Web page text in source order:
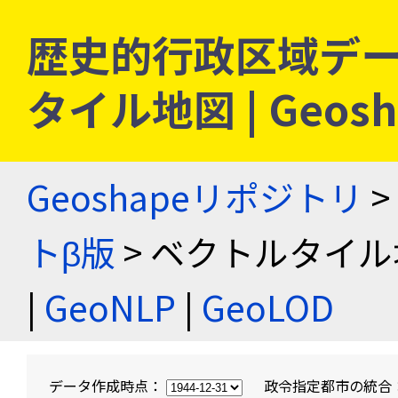
歴史的行政区域デ
タイル地図 |
Geoshapeリポジトリ >
トβ版 > ベクトルタイ
| GeoNLP | GeoLOD
データ作成時点： 政令指定都市の統